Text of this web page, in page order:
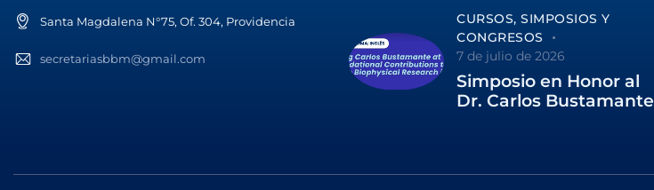
Santa Magdalena N°75, Of. 304, Providencia
secretariasbbm@gmail.com
CURSOS, SIMPOSIOS Y
CONGRESOS
7 de julio de 2026
Simposio en Honor al
Dr. Carlos Bustamante